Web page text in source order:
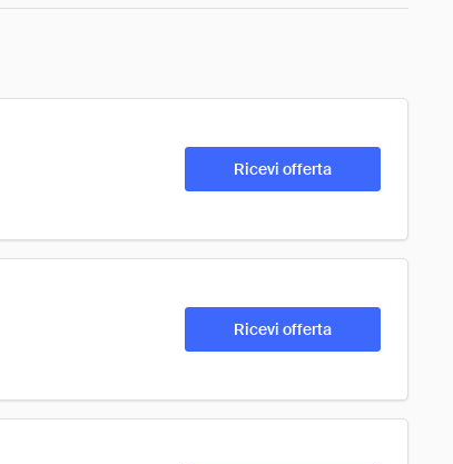
Ricevi offerta
Ricevi offerta